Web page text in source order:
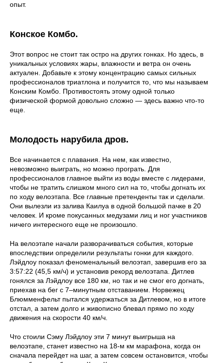
опыт.
Конское Комбо.
Этот вопрос не стоит так остро на других гонках. Но здесь, в
уникальных условиях жары, влажности и ветра он очень
актуален. Добавьте к этому концентрацию самых сильных
профессионалов триатлона и получится то, что мы называем
Конским Комбо. Противостоять этому одной только
физической формой довольно сложно — здесь важно что-то
еще.
Молодость нарубила дров.
Все начинается с плавания. На нем, как известно,
невозможно выиграть, но можно програть. Для
профессионалов главное выйти из воды вместе с лидерами,
чтобы не тратить слишком много сил на то, чтобы догнать их
по ходу велоэтапа. Все главные претенденты так и сделали.
Они вылезли из залива Каилуа в одной большой пачке в 20
человек. И кроме покусанных медузами лиц и ног участников
ничего интересного еще не произошло.
На велоэтапе начали разворачиваться события, которые
впоследствии определили результаты гонки для каждого.
Лэйдлоу показал феноменальный велоэтап, завершив его за
3:57:22 (45,5 км/ч) и установив рекорд велоэтапа. Дитлев
гонялся за Лэйдлоу все 180 км, но так и не смог его догнать,
приехав на бег с 7–минутным отставанием. Норвежец
Блюмменфельт пытался удержаться за Дитлевом, но в итоге
отстал, а затем долго и живописно блевал прямо по ходу
движения на скорости 40 км/ч.
Что стоили Сэму Лэйдлоу эти 7 минут выигрыша на
велоэтапе, станет известно на 18-м км марафона, когда он
сначала перейдет на шаг, а затем совсем остановится, чтобы